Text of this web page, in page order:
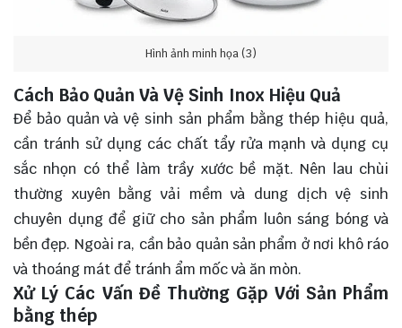
Hình ảnh minh họa (3)
Cách Bảo Quản Và Vệ Sinh Inox Hiệu Quả
Để bảo quản và vệ sinh sản phẩm bằng thép hiệu quả,
cần tránh sử dụng các chất tẩy rửa mạnh và dụng cụ
sắc nhọn có thể làm trầy xước bề mặt. Nên lau chùi
thường xuyên bằng vải mềm và dung dịch vệ sinh
chuyên dụng để giữ cho sản phẩm luôn sáng bóng và
bền đẹp. Ngoài ra, cần bảo quản sản phẩm ở nơi khô ráo
và thoáng mát để tránh ẩm mốc và ăn mòn.
Xử Lý Các Vấn Đề Thường Gặp Với Sản Phẩm
bằng thép